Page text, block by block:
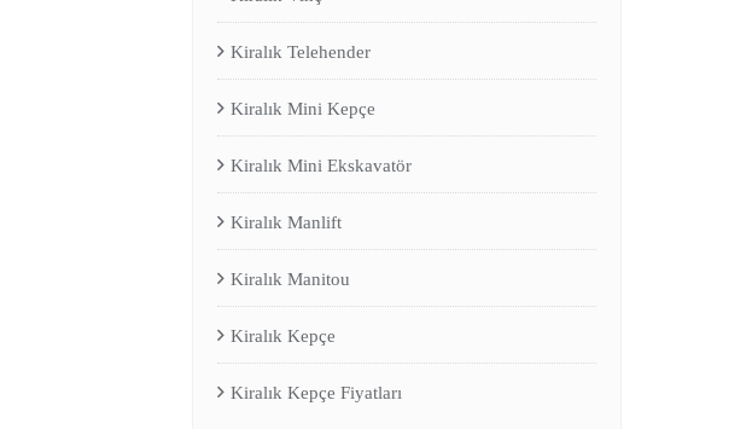
Kiralık Telehender
Kiralık Mini Kepçe
Kiralık Mini Ekskavatör
Kiralık Manlift
Kiralık Manitou
Kiralık Kepçe
Kiralık Kepçe Fiyatları